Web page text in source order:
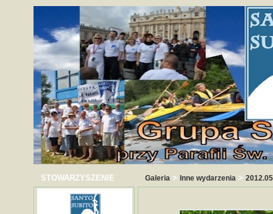
STOWARZYSZENIE Galeria > Inne wydarzenia >